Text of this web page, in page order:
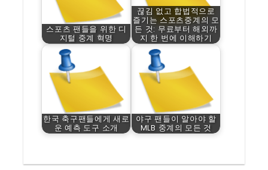
스포츠 팬들을 위한 디
지털 중계 혁명
끊김 없고 합법적으로
즐기는 스포츠중계의 모
든 것: 무료부터 해외까
지 한 번에 이해하기
한국 축구팬들에게 새로
운 예측 도구 소개
야구 팬들이 알아야 할
MLB 중계의 모든 것